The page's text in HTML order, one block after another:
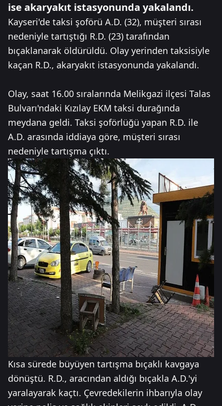
ise akaryakıt istasyonunda yakalandı.
Kayseri'de taksi şoförü A.D. (32), müşteri sırası
nedeniyle tartıştığı R.D. (23) tarafından
bıçaklanarak öldürüldü. Olay yerinden taksisiyle
kaçan R.D., akaryakıt istasyonunda yakalandı.
Olay, saat 16.00 sıralarında Melikgazi ilçesi Talas
Bulvarı'ndaki Kızılay EKM taksi durağında
meydana geldi. Taksi şoförlüğü yapan R.D. ile
A.D. arasında iddiaya göre, müşteri sırası
nedeniyle tartışma çıktı.
Kısa sürede büyüyen tartışma bıçaklı kavgaya
dönüştü. R.D., aracından aldığı bıçakla A.D.'yi
yaralayarak kaçtı. Çevredekilerin ihbarıyla olay